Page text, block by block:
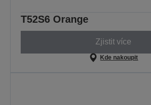
T52S6 Orange
Zjistit více
Kde nakoupit